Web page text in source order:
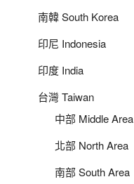
南韓 South Korea
印尼 Indonesia
印度 India
台灣 Taiwan
中部 Middle Area
北部 North Area
南部 South Area